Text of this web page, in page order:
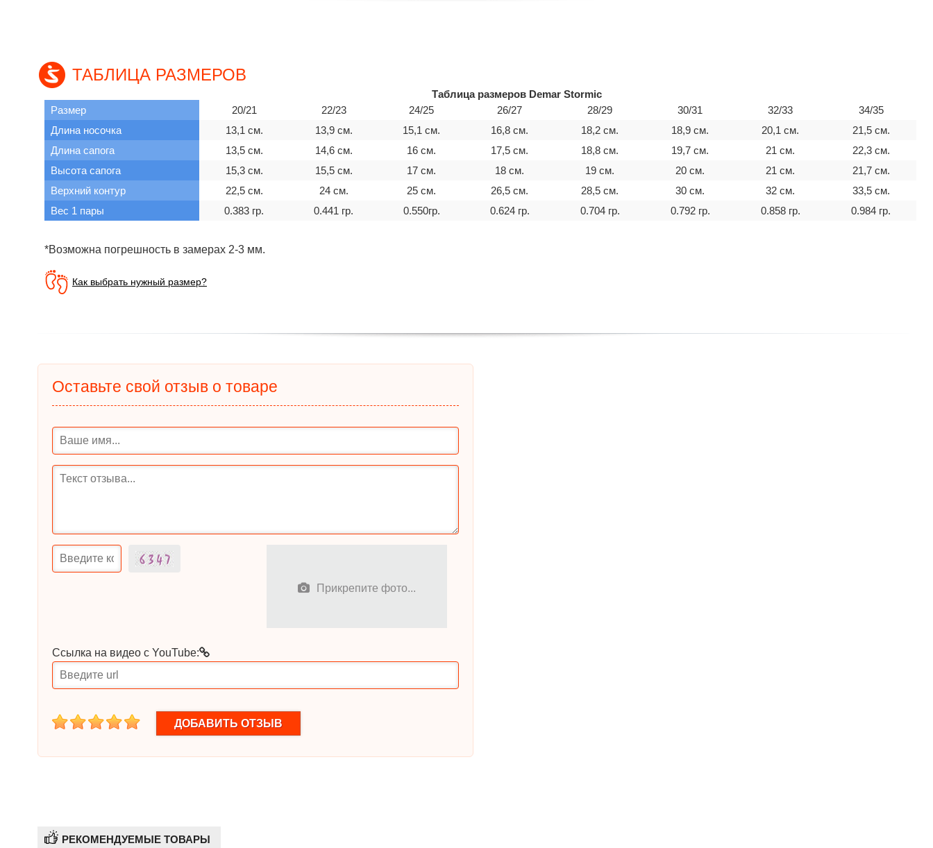
ТАБЛИЦА РАЗМЕРОВ
Таблица размеров Demar Stormic
Размер
20/21 22/23 24/25 26/27 28/29 30/31 32/33
34/35
Длина носочка
13,1 см. 13,9 см. 15,1 см. 16,8 см. 18,2 см. 18,9 см. 20,1 см.
21,5 см.
Длина сапога
13,5 см. 14,6 см. 16 см. 17,5 cм. 18,8 см. 19,7 см. 21 см.
22,3 см.
Высота сапога
15,3 см. 15,5 см. 17 см. 18 cм. 19 см. 20 см. 21 см.
21,7 см.
Верхний контур
22,5 см. 24 см. 25 см. 26,5 cм. 28,5 см. 30 см. 32 см.
33,5 см.
Вес 1 пары
0.383 гр. 0.441 гр. 0.550гр. 0.624 гр. 0.704 гр. 0.792 гр. 0.858 гр. 0.984 гр.
*Возможна погрешность в замерах 2-3 мм.
Как выбрать нужный размер?
Оставьте свой отзыв о товаре
Прикрепите фото...
Ссылка на видео с YouTube:
1 2 3 4 5
РЕКОМЕНДУЕМЫЕ ТОВАРЫ